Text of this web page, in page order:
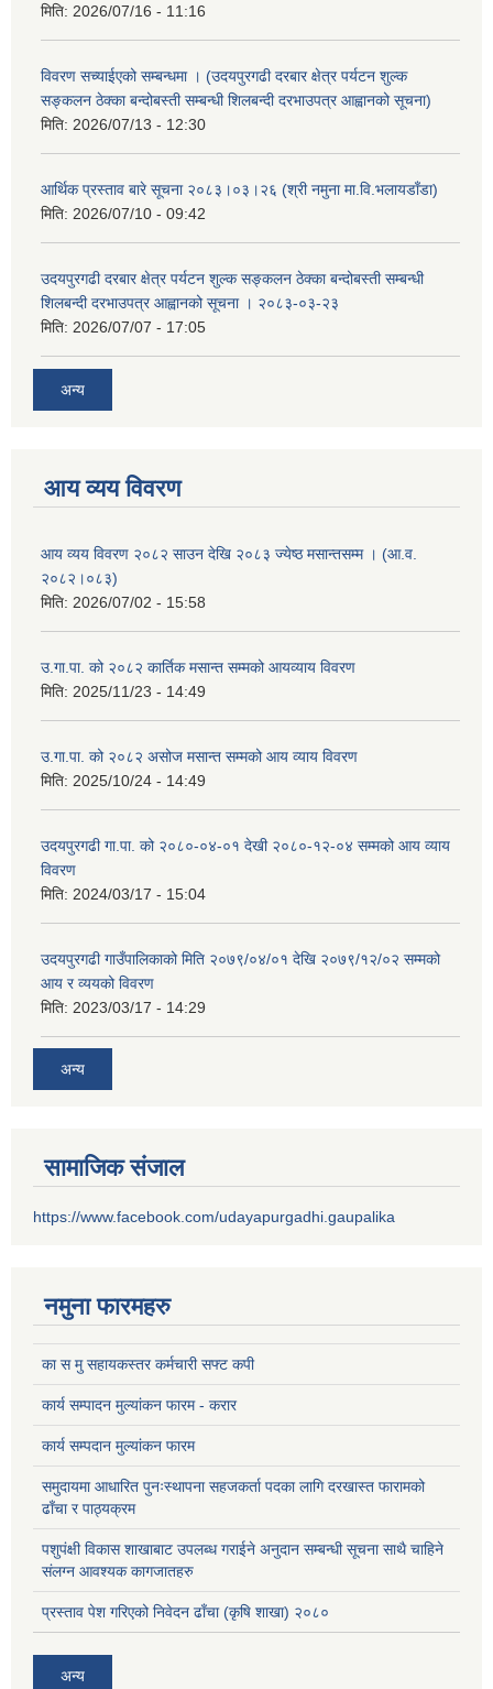
मिति: 2026/07/16 - 11:16
विवरण सच्याईएको सम्बन्धमा । (उदयपुरगढी दरबार क्षेत्र पर्यटन शुल्क
सङ्कलन ठेक्का बन्दोबस्ती सम्बन्धी शिलबन्दी दरभाउपत्र आह्वानको सूचना)
मिति: 2026/07/13 - 12:30
आर्थिक प्रस्ताव बारे सूचना २०८३।०३।२६ (श्री नमुना मा.वि.भलायडाँडा)
मिति: 2026/07/10 - 09:42
उदयपुरगढी दरबार क्षेत्र पर्यटन शुल्क सङ्कलन ठेक्का बन्दोबस्ती सम्बन्धी
शिलबन्दी दरभाउपत्र आह्वानको सूचना । २०८३-०३-२३
मिति: 2026/07/07 - 17:05
अन्य
आय व्यय विवरण
आय व्यय विवरण २०८२ साउन देखि २०८३ ज्येष्ठ मसान्तसम्म । (आ.व.
२०८२।०८३)
मिति: 2026/07/02 - 15:58
उ.गा.पा. को २०८२ कार्तिक मसान्त सम्मको आयव्याय विवरण
मिति: 2025/11/23 - 14:49
उ.गा.पा. को २०८२ असोज मसान्त सम्मको आय व्याय विवरण
मिति: 2025/10/24 - 14:49
उदयपुरगढी गा.पा. को २०८०-०४-०१ देखी २०८०-१२-०४ सम्मको आय व्याय
विवरण
मिति: 2024/03/17 - 15:04
उदयपुरगढी गाउँपालिकाको मिति २०७९/०४/०१ देखि २०७९/१२/०२ सम्मको
आय र व्ययको विवरण
मिति: 2023/03/17 - 14:29
अन्य
सामाजिक संजाल
https://www.facebook.com/udayapurgadhi.gaupalika
नमुना फारमहरु
का स मु सहायकस्तर कर्मचारी सफ्ट कपी
कार्य सम्पादन मुल्यांकन फारम - करार
कार्य सम्पदान मुल्यांकन फारम
समुदायमा आधारित पुनःस्थापना सहजकर्ता पदका लागि दरखास्त फारामको
ढाँचा र पाठ्यक्रम
पशुपंक्षी विकास शाखाबाट उपलब्ध गराईने अनुदान सम्बन्धी सूचना साथै चाहिने
संलग्न आवश्यक कागजातहरु
प्रस्ताव पेश गरिएको निवेदन ढाँचा (कृषि शाखा) २०८०
अन्य